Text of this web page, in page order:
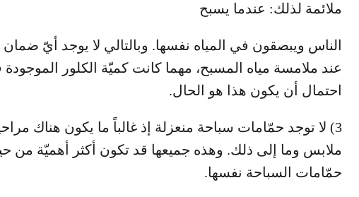
ملائمة لذلك: عندما يسبح
الناس ويبصقون في المياه نفسها. وبالتالي لا يوجد أيّ
عند ملامسة مياه المسبح، مهما كانت كميّة الكلور
احتمال أن يكون هذا هو الحال.
3) لا توجد حمّامات سباحة منعزلة إذ غالباً ما يكون هناك
ملابس وما إلى ذلك. وهذه جميعها قد تكون أكثر أهميّة من
حمّامات السباحة نفسها.